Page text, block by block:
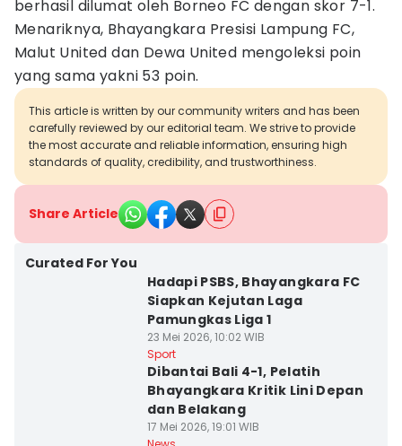
berhasil dilumat oleh Borneo FC dengan skor 7-1.
Menariknya, Bhayangkara Presisi Lampung FC,
Malut United dan Dewa United mengoleksi poin
yang sama yakni 53 poin.
This article is written by our community writers and has been
carefully reviewed by our editorial team. We strive to provide
the most accurate and reliable information, ensuring high
standards of quality, credibility, and trustworthiness.
Share Article
Curated For You
Hadapi PSBS, Bhayangkara FC
Siapkan Kejutan Laga
Pamungkas Liga 1
23 Mei 2026, 10:02 WIB
Sport
Dibantai Bali 4-1, Pelatih
Bhayangkara Kritik Lini Depan
dan Belakang
17 Mei 2026, 19:01 WIB